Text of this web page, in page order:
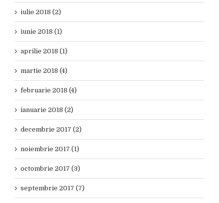
iulie 2018 (2)
iunie 2018 (1)
aprilie 2018 (1)
martie 2018 (4)
februarie 2018 (4)
ianuarie 2018 (2)
decembrie 2017 (2)
noiembrie 2017 (1)
octombrie 2017 (3)
septembrie 2017 (7)